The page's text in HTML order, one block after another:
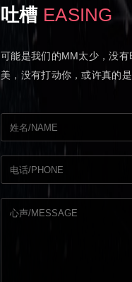
吐槽 EASING
可能是我们的MM太少，没
美，没有打动你，或许真的